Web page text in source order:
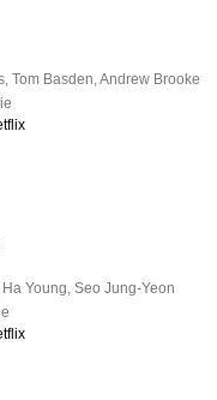
,Tom Basden,Andrew Brooke
Ha Young,Seo Jung-Yeon